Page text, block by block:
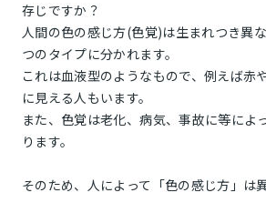
存じですか？
人間の色の感じ方(色覚)は生まれつき異
つのタイプに分かれます。
これは血液型のようなもので、例えば赤
に見える人もいます。
また、色覚は老化、病気、事故に等によ
ります。
そのため、人によって「色の感じ方」は